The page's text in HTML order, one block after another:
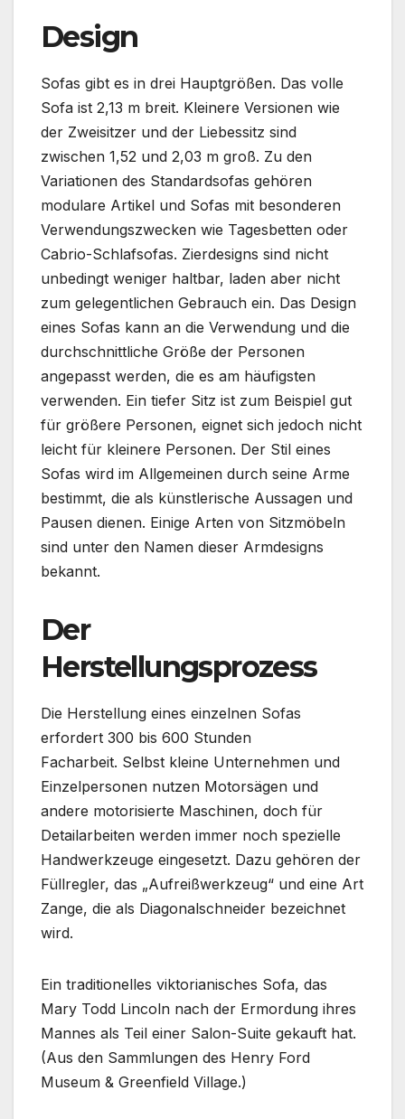
Design
Sofas gibt es in drei Hauptgrößen. Das volle
Sofa ist 2,13 m breit. Kleinere Versionen wie
der Zweisitzer und der Liebessitz sind
zwischen 1,52 und 2,03 m groß. Zu den
Variationen des Standardsofas gehören
modulare Artikel und Sofas mit besonderen
Verwendungszwecken wie Tagesbetten oder
Cabrio-Schlafsofas. Zierdesigns sind nicht
unbedingt weniger haltbar, laden aber nicht
zum gelegentlichen Gebrauch ein. Das Design
eines Sofas kann an die Verwendung und die
durchschnittliche Größe der Personen
angepasst werden, die es am häufigsten
verwenden. Ein tiefer Sitz ist zum Beispiel gut
für größere Personen, eignet sich jedoch nicht
leicht für kleinere Personen. Der Stil eines
Sofas wird im Allgemeinen durch seine Arme
bestimmt, die als künstlerische Aussagen und
Pausen dienen. Einige Arten von Sitzmöbeln
sind unter den Namen dieser Armdesigns
bekannt.
Der
Herstellungsprozess
Die Herstellung eines einzelnen Sofas
erfordert 300 bis 600 Stunden
Facharbeit. Selbst kleine Unternehmen und
Einzelpersonen nutzen Motorsägen und
andere motorisierte Maschinen, doch für
Detailarbeiten werden immer noch spezielle
Handwerkzeuge eingesetzt. Dazu gehören der
Füllregler, das „Aufreißwerkzeug“ und eine Art
Zange, die als Diagonalschneider bezeichnet
wird.
Ein traditionelles viktorianisches Sofa, das
Mary Todd Lincoln nach der Ermordung ihres
Mannes als Teil einer Salon-Suite gekauft hat.
(Aus den Sammlungen des Henry Ford
Museum & Greenfield Village.)